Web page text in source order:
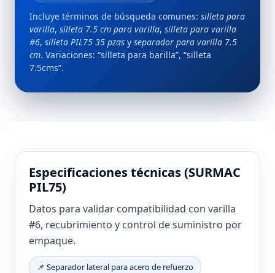
Incluye términos de búsqueda comunes: silleta para
varilla, silleta 7.5 cm para varilla, silleta para varilla
#6, silleta PIL75 35 pzas y separador para varilla 7.5
cm. Variaciones: “silleta para barilla”, “silleta
7.5cms”.
Especificaciones técnicas (SURMAC
PIL75)
Datos para validar compatibilidad con varilla
#6, recubrimiento y control de suministro por
empaque.
📌 Separador lateral para acero de refuerzo